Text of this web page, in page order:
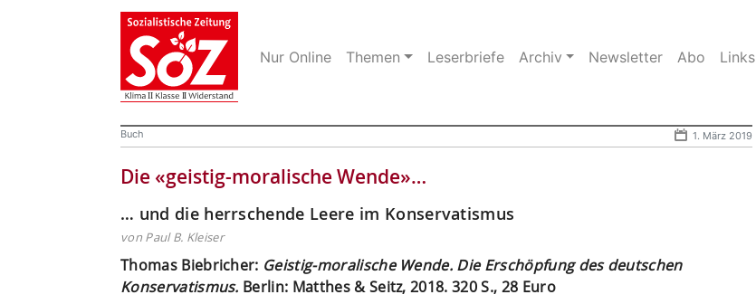
Nur Online Themen Leserbriefe Archiv Newsletter Abo Links
Buch 1. März 2019
Die «geistig-moralische Wende»…
… und die herrschende Leere im Konservatismus
von Paul B. Kleiser
Thomas Biebricher: Geistig-moralische Wende. Die Erschöpfung des deutschen
Konservatismus. Berlin: Matthes & Seitz, 2018. 320 S., 28 Euro